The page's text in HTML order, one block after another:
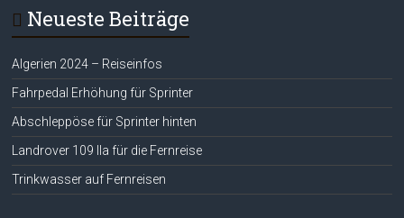
Neueste Beiträge
Algerien 2024 – Reiseinfos
Fahrpedal Erhöhung für Sprinter
Abschleppöse für Sprinter hinten
Landrover 109 IIa für die Fernreise
Trinkwasser auf Fernreisen